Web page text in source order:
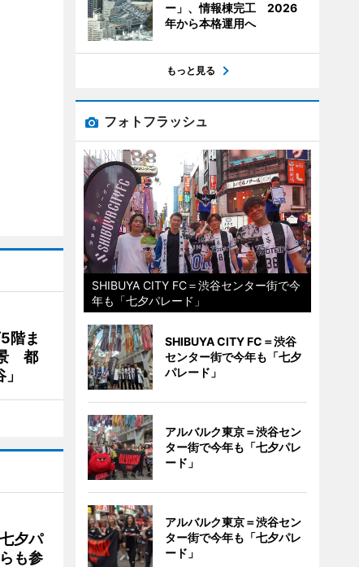
階ま
都
夕パ
も参
ー」、情報棟完工 2026
年から本格運用へ
もっと見る
フォトフラッシュ
SHIBUYA CITY FC＝渋谷センター街で今
年も「七夕パレード」
SHIBUYA CITY FC＝渋谷
センター街で今年も「七夕
パレード」
アルバルク東京＝渋谷セン
ター街で今年も「七夕パレ
ード」
アルバルク東京＝渋谷セン
ター街で今年も「七夕パレ
ード」